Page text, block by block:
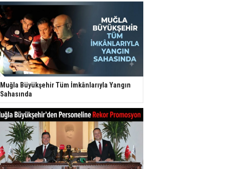
Muğla Büyükşehir Tüm İmkânlarıyla Yangın
Sahasında